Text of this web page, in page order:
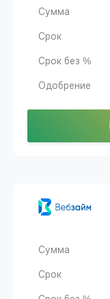
Сумма
Срок
Срок без %
Одобрение
Сумма
Срок